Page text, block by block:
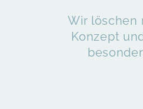
Wir löschen
Konzept